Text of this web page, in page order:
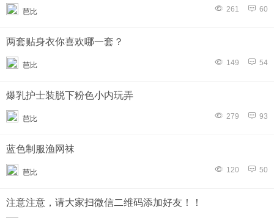
芭比 261 60
两套贴身衣你喜欢哪一套？
芭比 149 54
爆乳护士装脱下粉色小内玩弄
芭比 279 93
蓝色制服渔网袜
芭比 120 50
注意注意，请大家扫微信二维码添加好友！！